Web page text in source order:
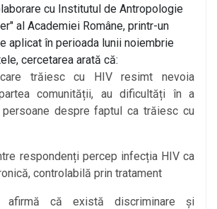
cu Institutul de Antropologie
al Academiei Române, printr-un
aplicat în perioada lunii noiembrie
cercetarea arată că:
trăiesc cu HIV resimt nevoia
comunității, au dificultăți în a
despre faptul ca trăiesc cu
respondenți percep infecția HIV ca
controlabilă prin tratament
că există discriminare și